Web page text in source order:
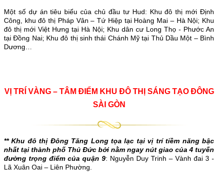
Một số dự án tiêu biểu của chủ đầu tư Hud: Khu đô thị mới Định
Công, khu đô thị Pháp Vân – Tứ Hiệp tại Hoàng Mai – Hà Nội; Khu
đô thị mới Việt Hưng tại Hà Nội; Khu dân cư Long Thọ - Phước An
tại Đồng Nai; Khu đô thị sinh thái Chánh Mỹ tại Thủ Dầu Một – Bình
Dương…
VỊ TRÍ VÀNG – TÂM ĐIỂM KHU ĐÔ THỊ SÁNG TẠO ĐÔNG
SÀI GÒN
** Khu đô thị Đông Tăng Long tọa lạc tại vị trí tiềm năng bậc
nhất tại thành phố Thủ Đức bởi nằm ngay nút giao của 4 tuyến
đường trọng điểm của quận 9: Nguyễn Duy Trinh – Vành đai 3 -
Lã Xuân Oai – Liên Phường.